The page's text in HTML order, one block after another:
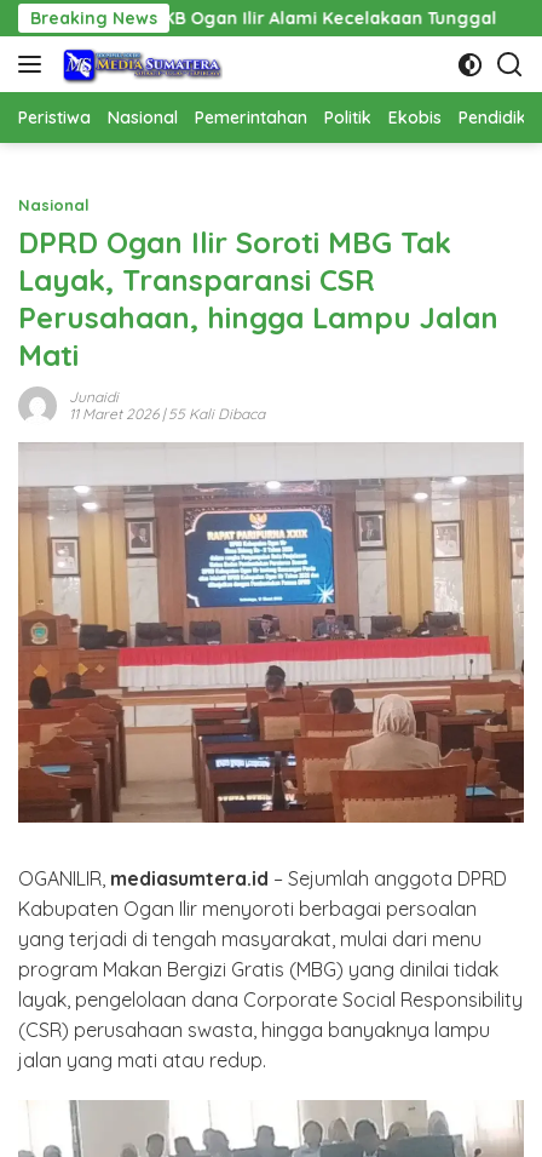
Langsung
ke
konten
Breaking News
Ilir Alami Kecelakaan Tunggal Pembangunan
Peristiwa Nasional Pemerintahan Politik Ekobis
Nasional
DPRD Ogan Ilir Soroti MBG Tak
Layak, Transparansi CSR
Perusahaan, hingga Lampu Jalan
Mati
Junaidi
11 Maret 2026| 55 Kali Dibaca
OGANILIR, mediasumtera.id – Sejumlah anggota DPRD
Kabupaten Ogan Ilir menyoroti berbagai persoalan
yang terjadi di tengah masyarakat, mulai dari menu
program Makan Bergizi Gratis (MBG) yang dinilai tidak
layak, pengelolaan dana Corporate Social Responsibility
(CSR) perusahaan swasta, hingga banyaknya lampu
jalan yang mati atau redup.